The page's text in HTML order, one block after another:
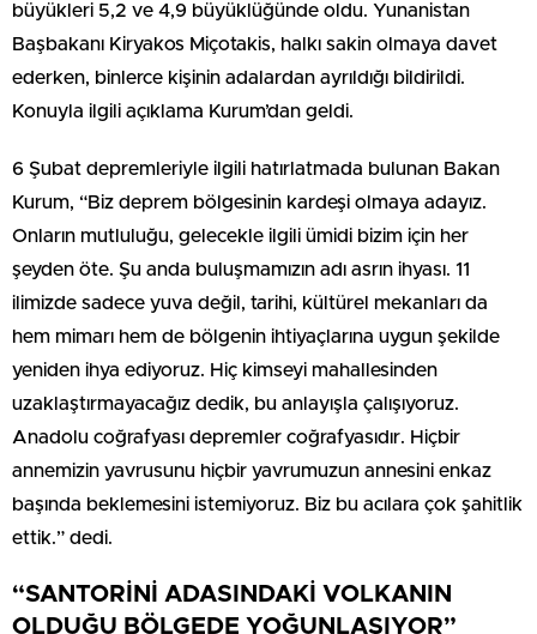
büyükleri 5,2 ve 4,9 büyüklüğünde oldu. Yunanistan
Başbakanı Kiryakos Miçotakis, halkı sakin olmaya davet
ederken, binlerce kişinin adalardan ayrıldığı bildirildi.
Konuyla ilgili açıklama Kurum’dan geldi.
6 Şubat depremleriyle ilgili hatırlatmada bulunan Bakan
Kurum, “Biz deprem bölgesinin kardeşi olmaya adayız.
Onların mutluluğu, gelecekle ilgili ümidi bizim için her
şeyden öte. Şu anda buluşmamızın adı asrın ihyası. 11
ilimizde sadece yuva değil, tarihi, kültürel mekanları da
hem mimarı hem de bölgenin ihtiyaçlarına uygun şekilde
yeniden ihya ediyoruz. Hiç kimseyi mahallesinden
uzaklaştırmayacağız dedik, bu anlayışla çalışıyoruz.
Anadolu coğrafyası depremler coğrafyasıdır. Hiçbir
annemizin yavrusunu hiçbir yavrumuzun annesini enkaz
başında beklemesini istemiyoruz. Biz bu acılara çok şahitlik
ettik.” dedi.
“SANTORİNİ ADASINDAKİ VOLKANIN
OLDUĞU BÖLGEDE YOĞUNLAŞIYOR”